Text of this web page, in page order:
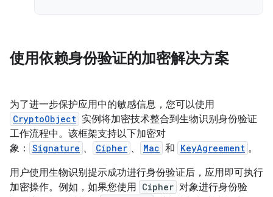
使用依赖身份验证的加密解决方案
为了进一步保护应用中的敏感信息，您可以使用
CryptoObject 实例将加密技术整合到生物识别身份验证
工作流程中。该框架支持以下加密对
象：
Signature 、 Cipher 、 Mac 和 KeyAgreement 。
用户使用生物识别提示成功进行身份验证后，应用即可执行
加密操作。例如，如果您使用 Cipher 对象进行身份验